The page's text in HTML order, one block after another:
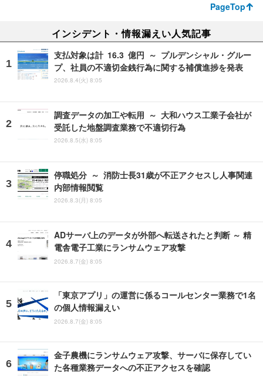
PageTop
インシデント・情報漏えい人気記事
支払対象は計 16.3 億円 ～ プルデンシャル・グルー
プ、社員の不適切金銭行為に関する補償進捗を発表
2026.8.4(火) 8:05
調査データの加工や転用 ～ 大和ハウス工業子会社が
受託した地盤調査業務で不適切行為
2026.8.5(水) 8:05
停職処分 ～ 消防士長31歳が不正アクセスし人事関連
内部情報閲覧
2026.8.3(月) 8:05
ADサーバ上のデータが外部へ転送されたと判断 ～ 精
電舎電子工業にランサムウェア攻撃
2026.8.7(金) 8:05
「東京アプリ」の運営に係るコールセンター業務で1名
の個人情報漏えい
2026.8.7(金) 8:05
金子農機にランサムウェア攻撃、サーバに保存してい
た各種業務データへの不正アクセスを確認